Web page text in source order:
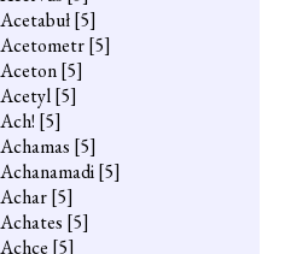
Acetabuł[5]
Acetometr[5]
Aceton[5]
Acetyl[5]
Ach! [5]
Achamas [5]
Achanamadi[5]
Achar[5]
Achates [5]
Achce [5]